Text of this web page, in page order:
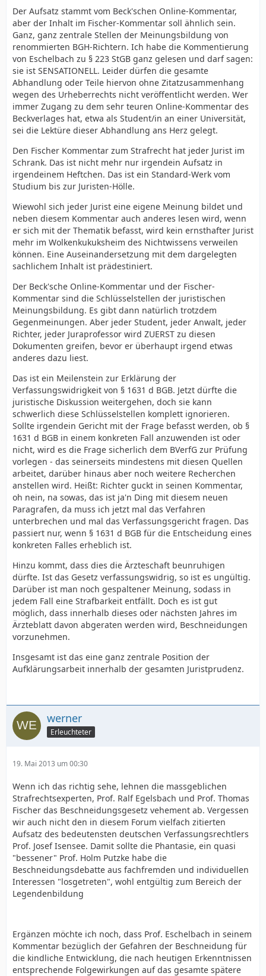
Der Aufsatz stammt vom Beck'schen Online-Kommentar,
aber der Inhalt im Fischer-Kommentar soll ähnlich sein.
Ganz, ganz zentrale Stellen der Meinungsbildung von
renommierten BGH-Richtern. Ich habe die Kommentierung
von Eschelbach zu § 223 StGB ganz gelesen und darf sagen:
sie ist SENSATIONELL. Leider dürfen die gesamte
Abhandlung oder Teile hiervon ohne Zitatzusammenhang
wegen des Urheberrechts nicht veröffentlicht werden. Wer
immer Zugang zu dem sehr teuren Online-Kommentar des
Beckverlages hat, etwa als Student/in an einer Universität,
sei die Lektüre dieser Abhandlung ans Herz gelegt.
Den Fischer Kommentar zum Strafrecht hat jeder Jurist im
Schrank. Das ist nicht mehr nur irgendein Aufsatz in
irgendeinem Heftchen. Das ist ein Standard-Werk vom
Studium bis zur Juristen-Hölle.
Wiewohl sich jeder Jurist eine eigene Meinung bildet und
neben diesem Kommentar auch anderes lesen wird, wenn
er sich mit der Thematik befasst, wird kein ernsthafter Jurist
mehr im Wolkenkukuksheim des Nichtwissens verweilen
können. Eine Auseinandersetzung mit dem dargelegten
sachlichem Inhalt ist prädestiniert.
Der Beck'sche Online-Kommentar und der Fischer-
Kommentar sind die Schlüsselstellen der juristischen
Meinungsbildung. Es gibt dann natürlich trotzdem
Gegenmeinungen. Aber jeder Student, jeder Anwalt, jeder
Richter, jeder Juraprofessor wird ZUERST zu diesen
Dokumenten greifen, bevor er überhaupt irgend etwas
anderes dazu liest.
Das ist ein Meilenstein zur Erklärung der
Verfassungswidrigkeit von § 1631 d BGB. Jetzt dürfte die
juristische Diskussion weitergehen, doch sie kann
schwerlich diese Schlüsselstellen komplett ignorieren.
Sollte irgendein Gericht mit der Frage befasst werden, ob §
1631 d BGB in einem konkreten Fall anzuwenden ist oder
nicht, wird es die Frage sicherlich dem BVerfG zur Prüfung
vorlegen - das seinerseits mindestens mit diesen Quellen
arbeitet, darüber hinaus aber noch weitere Recherchen
anstellen wird. Heißt: Richter guckt in seinen Kommentar,
oh nein, na sowas, das ist ja'n Ding mit diesem neuen
Paragrafen, da muss ich jetzt mal das Verfahren
unterbrechen und mal das Verfassungsgericht fragen. Das
passiert nur, wenn § 1631 d BGB für die Entscheidung eines
konkreten Falles erheblich ist.
Hinzu kommt, dass dies die Ärzteschaft beunruhigen
dürfte. Ist das Gesetz verfassungswidrig, so ist es ungültig.
Darüber ist man noch gespaltener Meinung, sodass in
jedem Fall eine Strafbarkeit entfällt. Doch es ist gut
möglich, dass innerhalb dieses oder nächsten Jahres im
Ärzteblatt davon abgeraten werden wird, Beschneidungen
vorzunehmen.
Insgesamt ist das eine ganz zentrale Position der
Aufklärungsarbeit innerhalb der gesamten Juristprudenz.
werner
Erleuchteter
19. Mai 2013 um 00:30
Wenn ich das richtig sehe, lehnen die massgeblichen
Strafrechtsexperten, Prof. Ralf Egelsbach und Prof. Thomas
Fischer das Beschneidungsgesetz vehement ab. Vergessen
wir auch nicht den in diesem Forum vielfach zitierten
Aufsatz des bedeutensten deutschen Verfassungsrechtlers
Prof. Josef Isensee. Damit sollte die Phantasie, ein quasi
"bessener" Prof. Holm Putzke habe die
Beschneidungsdebatte aus fachfremden und individuellen
Interessen "losgetreten", wohl entgültig zum Bereich der
Legendenbildung
Ergänzen möchte ich noch, dass Prof. Eschelbach in seinem
Kommentar bezüglich der Gefahren der Beschneidung für
die kindliche Entwicklung, die nach heutigen Erkenntnissen
entsprechende Folgewirkungen auf das gesamte spätere